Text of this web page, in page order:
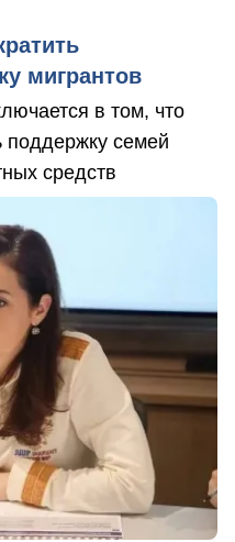
мигрантов
в том, что
поддержку семей
средств